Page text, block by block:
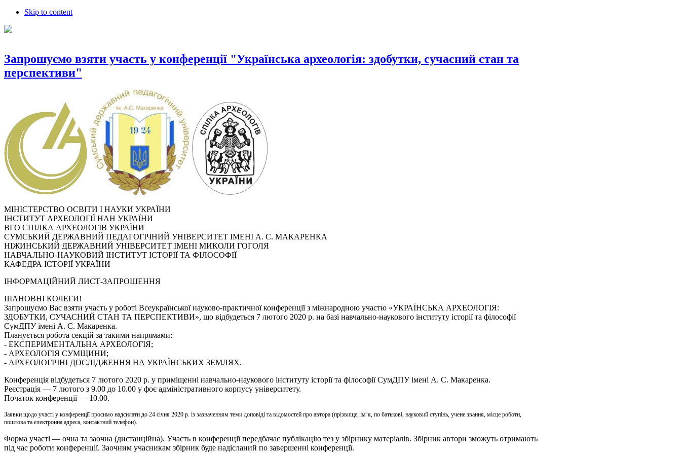
Skip to content
Запрошуємо взяти участь у конференції "Українська археологія: здобутки, сучасний стан та
перспективи"
МІНІСТЕРСТВО ОСВІТИ І НАУКИ УКРАЇНИ
ІНСТИТУТ АРХЕОЛОГІЇ НАН УКРАЇНИ
ВГО СПІЛКА АРХЕОЛОГІВ УКРАЇНИ
СУМСЬКИЙ ДЕРЖАВНИЙ ПЕДАГОГІЧНИЙ УНІВЕРСИТЕТ ІМЕНІ А. С. МАКАРЕНКА
НІЖИНСЬКИЙ ДЕРЖАВНИЙ УНІВЕРСИТЕТ ІМЕНІ МИКОЛИ ГОГОЛЯ
НАВЧАЛЬНО-НАУКОВИЙ ІНСТИТУТ ІСТОРІЇ ТА ФІЛОСОФІЇ
КАФЕДРА ІСТОРІЇ УКРАЇНИ
ІНФОРМАЦІЙНИЙ ЛИСТ-ЗАПРОШЕННЯ
ШАНОВНІ КОЛЕГИ!
Запрошуємо Вас взяти участь у роботі Всеукраїнської науково-практичної конференції з міжнародною участю «УКРАЇНСЬКА АРХЕОЛОГІЯ:
ЗДОБУТКИ, СУЧАСНИЙ СТАН ТА ПЕРСПЕКТИВИ», що відбудеться 7 лютого 2020 р. на базі навчально-наукового інституту історії та філософії
СумДПУ імені А. С. Макаренка.
Планується робота секцій за такими напрямами:
- ЕКСПЕРИМЕНТАЛЬНА АРХЕОЛОГІЯ;
- АРХЕОЛОГІЯ СУМЩИНИ;
- АРХЕОЛОГІЧНІ ДОСЛІДЖЕННЯ НА УКРАЇНСЬКИХ ЗЕМЛЯХ.
Конференція відбудеться 7 лютого 2020 р. у приміщенні навчально-наукового інституту історії та філософії СумДПУ імені А. С. Макаренка.
Реєстрація — 7 лютого з 9.00 до 10.00 у фоє адміністративного корпусу університету.
Початок конференції — 10.00.
Заявки щодо участі у конференції просимо надсилати до 24 січня 2020 р. із зазначенням теми доповіді та відомостей про автора (прізвище, ім’я, по батькові, науковий ступінь, учене звання, місце роботи,
поштова та електронна адреса, контактний телефон).
Форма участі — очна та заочна (дистанційна). Участь в конференції передбачає публікацію тез у збірнику матеріалів. Збірник автори зможуть отримають
під час роботи конференції. Заочним учасникам збірник буде надісланий по завершенні конференції.